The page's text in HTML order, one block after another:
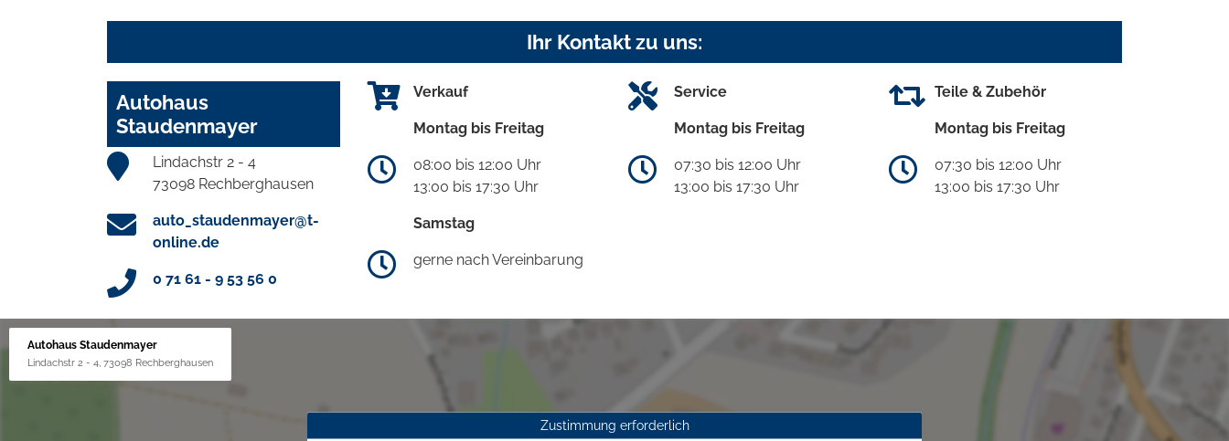
Ihr Kontakt zu uns:
Autohaus
Staudenmayer
Lindachstr 2 - 4
73098 Rechberghausen
auto_staudenmayer@t-
online.de
0 71 61 - 9 53 56 0
Verkauf
Montag bis Freitag
08:00 bis 12:00 Uhr
13:00 bis 17:30 Uhr
Samstag
gerne nach Vereinbarung
Service
Montag bis Freitag
07:30 bis 12:00 Uhr
13:00 bis 17:30 Uhr
Teile & Zubehör
Montag bis Freitag
07:30 bis 12:00 Uhr
13:00 bis 17:30 Uhr
Autohaus Staudenmayer
Lindachstr 2 - 4, 73098 Rechberghausen
Zustimmung erforderlich